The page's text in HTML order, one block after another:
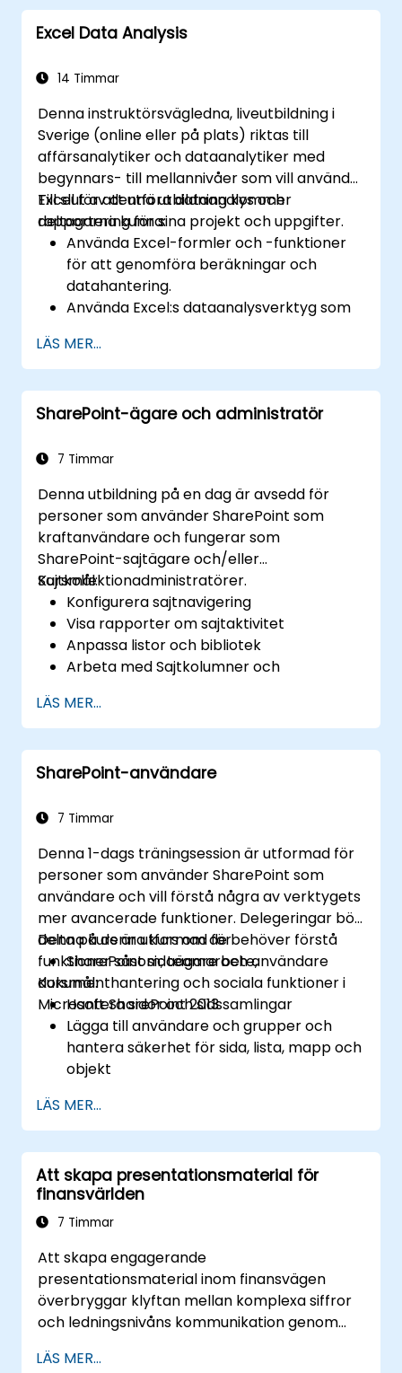
Excel Data Analysis
14 Timmar
Denna instruktörsvägledna, liveutbildning i
Sverige (online eller på plats) riktas till
affärsanalytiker och dataanalytiker med
begynnars- till mellannivåer som vill använda
Excel för att utföra dataanalys och
rapportering för sina projekt och uppgifter.
Till slut av denna utbildning kommer
deltagarna kunna:
Använda Excel-formler och -funktioner
för att genomföra beräkningar och
datahantering.
Använda Excel:s dataanalysverktyg som
Forecasting för att sammanfatta och
visualisera data.
Använda Excel-diagram och -grafik för
att skapa och anpassa
Använda Excel:s datavalidering och
datakvalitet och framhäva datainsikter.
Använda Excel:s datains- och
exportfunktioner för att ansluta till
externa dataslut och dela data med
andra.
LÄS MER...
SharePoint-ägare och administratör
7 Timmar
Denna utbildning på en dag är avsedd för
personer som använder SharePoint som
kraftanvändare och fungerar som
SharePoint-sajtägare och/eller
Sajtkollektionadministratörer.
Kursmål:
Konfigurera sajtnavigering
Visa rapporter om sajtaktivitet
Anpassa listor och bibliotek
Arbeta med Sajtkolumner och
Konfigurera Check in/ut,
Innehållsbeviljande och Versionering
Skapa och ändra sidor och
webbdelarsidor
LÄS MER...
SharePoint-användare
7 Timmar
Denna 1-dags träningsession är utformad för
personer som använder SharePoint som
användare och vill förstå några av verktygets
mer avancerade funktioner. Delegeringar bör
delta på denna kurs om de behöver förstå
funktioner såsom; teamarbete,
dokumenthantering och sociala funktioner i
Microsoft SharePoint 2013
Denna kurs är utformad för
SharePoint sidaägare och användare
Kursmål:
Hantera sidor och sidssamlingar
Lägga till användare och grupper och
hantera säkerhet för sida, lista, mapp och
objekt
webbkomponenter
Konfigurera sidosalternativ inklusive tema,
titel, beskrivning och ikon
LÄS MER...
Att skapa presentationsmaterial för
finansvärlden
7 Timmar
Att skapa engagerande
presentationsmaterial inom finansvägen
överbryggar klyftan mellan komplexa siffror
och ledningsnivåns kommunikation genom
omfattar struktureringsmetoder för bilderna,
LÄS MER...